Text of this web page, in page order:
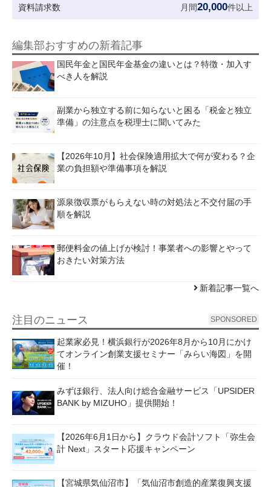
資料請求数
月間20,000件以上
編集部おすすめの新着記事
国民年金と国民年金基金の違いとは？特徴・加入す
べき人を解説
副業から独立する前に知らないと困る「税金と独立
準備」の注意点を税理士に聞いてみた
【2026年10月】社会保険適用拡大で何が変わる？企
業の負担額や準備事項を解説
源泉徴収票がもらえない時の対処法と不交付届の手
順を解説
郵便料金の値上げが検討！事業者への影響とやって
おきたい対策方法
新着記事一覧へ
注目のニュース SPONSORED
起業家必見！横浜銀行が2026年8月から10月にかけ
てオンライン創業支援セミナー「みらい海図」を開
催！
みずほ銀行、法人向け総合金融サービス「UPSIDER
BANK by MIZUHO」提供開始！
【2026年6月1日から】クラウド会計ソフト「弥生会
計 Next」スタート応援キャンペーン
【宮城県気仙沼市】「気仙沼市創造的産業復興支援